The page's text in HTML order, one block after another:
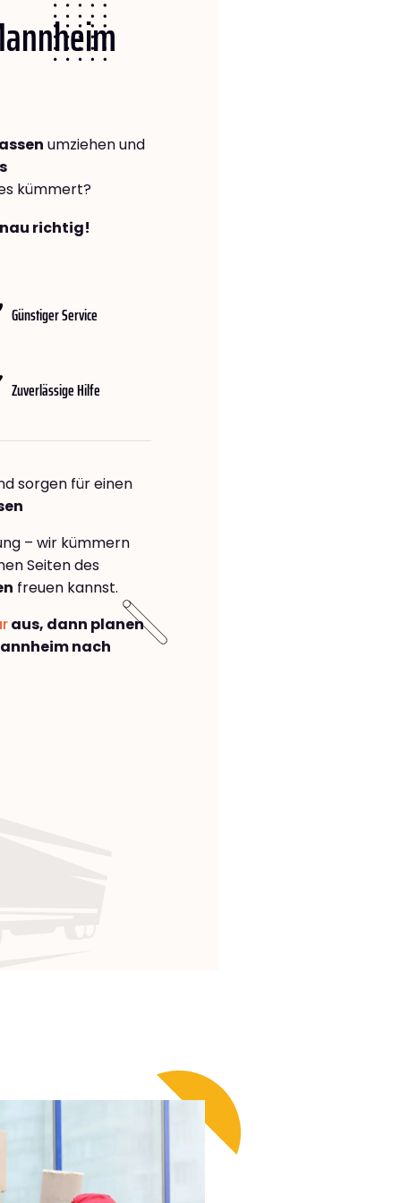
umziehen und
kümmert?
richtig!
Günstiger Service
Zuverlässige Hilfe
sorgen für einen
– wir kümmern
Seiten des
freuen kannst.
aus, dann planen
nach